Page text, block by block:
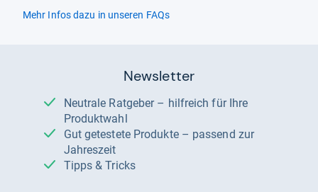
Mehr Infos dazu in unseren FAQs
Newsletter
Neutrale Ratgeber – hilfreich für Ihre
Produktwahl
Gut getestete Produkte – passend zur
Jahreszeit
Tipps & Tricks